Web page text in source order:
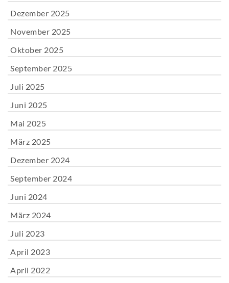
Dezember 2025
November 2025
Oktober 2025
September 2025
Juli 2025
Juni 2025
Mai 2025
März 2025
Dezember 2024
September 2024
Juni 2024
März 2024
Juli 2023
April 2023
April 2022